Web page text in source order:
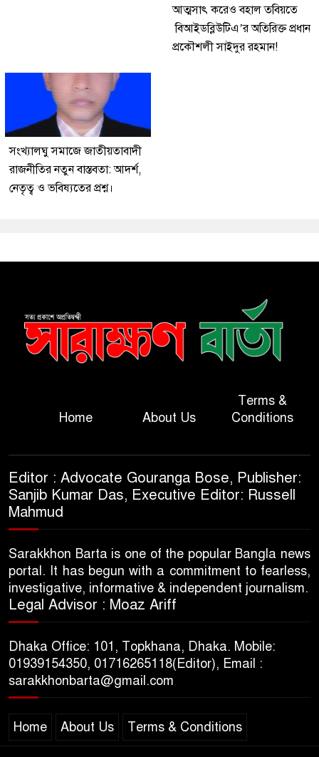
আত্মসাৎ করেও বহাল তবিয়তে
বিআইডব্লিউটিএ’র অতিরিক্ত প্রধান
প্রকৌশলী সাইদুর রহমান!
সংখ্যালঘু সমাজে জাতীয়তাবাদী
রাজনীতির নতুন বাস্তবতা: আদর্শ,
নেতৃত্ব ও ভবিষ্যতের প্রশ্ন।
Home About Us
Terms &
Conditions
Editor : Advocate Gouranga Bose, Publisher:
Sanjib Kumar Das, Executive Editor: Russell
Mahmud
Sarakkhon Barta is one of the popular Bangla news
portal. It has begun with a commitment to fearless,
investigative, informative & independent journalism.
Legal Advisor : Moaz Ariff
Dhaka Office: 101, Topkhana, Dhaka. Mobile:
01939154350, 01716265118(Editor), Email :
sarakkhonbarta@gmail.com
Home About Us Terms & Conditions